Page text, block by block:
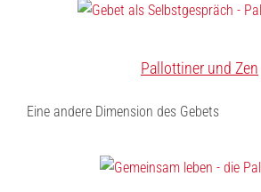
Pallottiner und Zen
Eine andere Dimension des Gebets